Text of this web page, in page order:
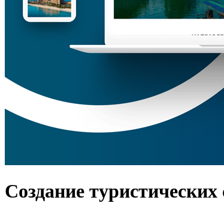
Создание